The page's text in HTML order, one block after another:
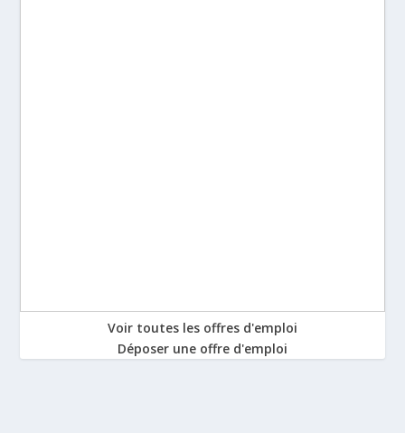
Voir toutes les offres d'emploi
Déposer une offre d'emploi